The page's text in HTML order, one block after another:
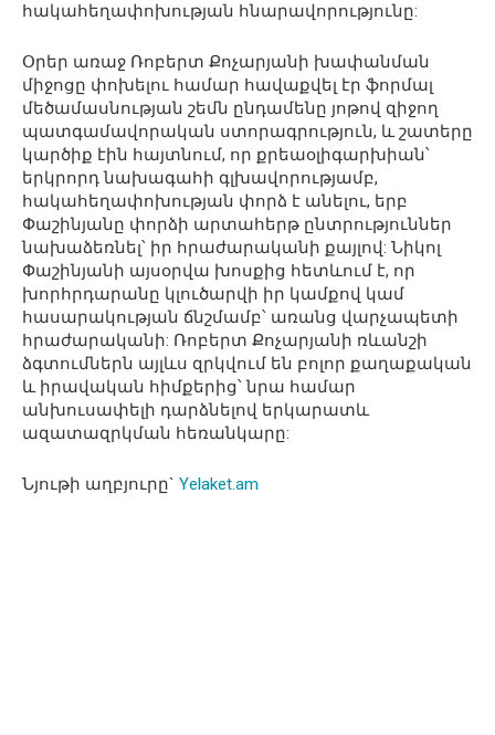
հակահեղափոխության հնարավորությունը:
Օրեր առաջ Ռոբերտ Քոչարյանի խափանման
միջոցը փոխելու համար հավաքվել էր ֆորմալ
մեծամասնության շեմն ընդամենը յոթով զիջող
պատգամավորական ստորագրություն, և շատերը
կարծիք էին հայտնում, որ քրեաօլիգարխիան՝
երկրորդ նախագահի գլխավորությամբ,
հակահեղափոխության փորձ է անելու, երբ
Փաշինյանը փորձի արտահերթ ընտրություններ
նախաձեռնել՝ իր հրաժարականի քայլով: Նիկոլ
Փաշինյանի այսօրվա խոսքից հետևում է, որ
խորհրդարանը կլուծարվի իր կամքով կամ
հասարակության ճնշմամբ՝ առանց վարչապետի
հրաժարականի: Ռոբերտ Քոչարյանի ռևանշի
ձգտումներն այլևս զրկվում են բոլոր քաղաքական
և իրավական հիմքերից՝ նրա համար
անխուսափելի դարձնելով երկարատև
ազատազրկման հեռանկարը:
Նյութի աղբյուրը` Yelaket.am